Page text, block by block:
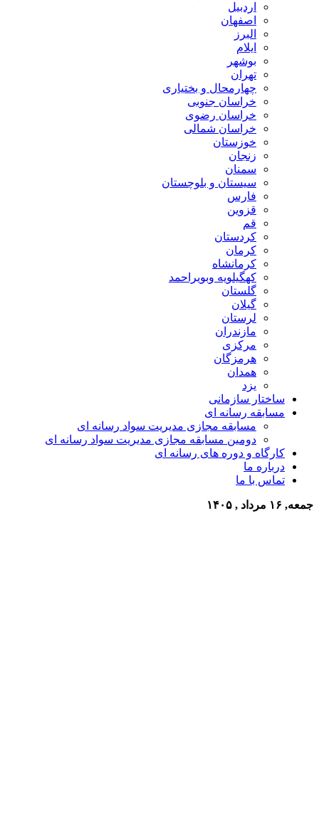
اردبیل
اصفهان
البرز
ایلام
بوشهر
تهران
چهارمحال و بختیاری
خراسان جنوبی
خراسان رضوی
خراسان شمالی
خوزستان
زنجان
سمنان
سیستان و بلوچستان
فارس
قزوین
قم
کردستان
کرمان
کرمانشاه
کهگیلویه وبویراحمد
گلستان
گیلان
لرستان
مازندران
مرکزی
هرمزگان
همدان
یزد
ساختار سازمانی
مسابقه رسانه ای
مسابقه مجازی مدیریت سواد رسانه ای
دومین مسابقه مجازی مدیریت سواد رسانه ای
کارگاه و دوره های رسانه ای
درباره ما
تماس با ما
جمعه, ۱۶ مرداد , ۱۴۰۵